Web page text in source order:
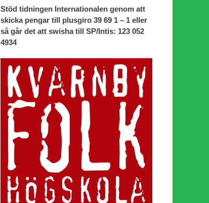
Stöd tidningen Internationalen genom att
skicka pengar till plusgiro 39 69 1 – 1 eller
så går det att swisha till SP/Intis: 123 052
4934